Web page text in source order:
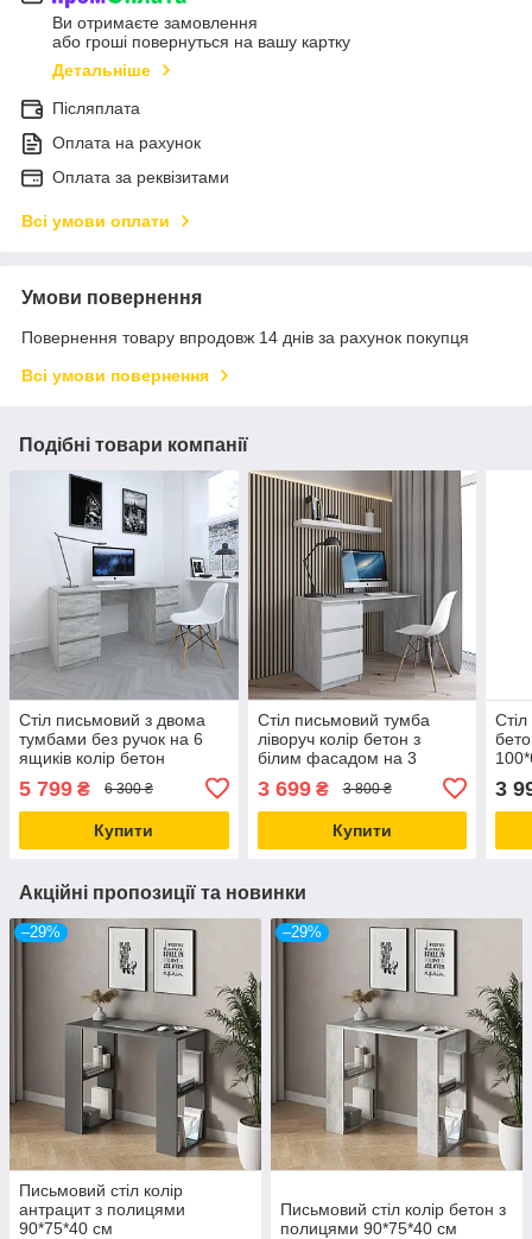
Ви отримаєте замовлення
або гроші повернуться на вашу картку
Детальніше
Післяплата
Оплата на рахунок
Оплата за реквізитами
Всі умови оплати
Умови повернення
Повернення товару впродовж 14 днів за рахунок покупця
Всі умови повернення
Подібні товари компанії
Стіл письмовий з двома
тумбами без ручок на 6
ящиків колір бетон
5 799 ₴ 6 300 ₴
Купити
Стіл письмовий тумба
ліворуч колір бетон з
білим фасадом на 3
3 699₴ 3 800 ₴
Купити
3
Акційні пропозиції та новинки
–29%
Письмовий стіл колір
антрацит з полицями
90*75*40 см
–29%
Письмовий стіл колір бетон з
полицями 90*75*40 см